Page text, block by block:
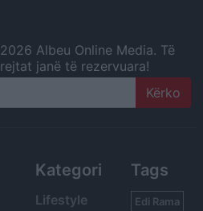
2026 Albeu Online Media. Të
janë të rezervuara!
Kategori
Lifestyle
Tags
Edi Rama